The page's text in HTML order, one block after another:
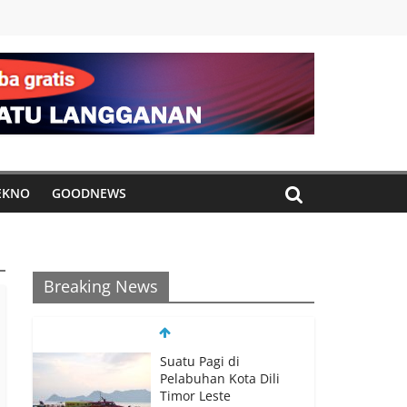
GOODNEWS
Breaking News
Suatu Pagi di
Pelabuhan Kota Dili
Timor Leste